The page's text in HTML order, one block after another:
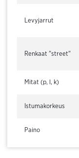
Levyjarrut
Renkaat "street"
Mitat (p, l, k)
Istumakorkeus
Paino